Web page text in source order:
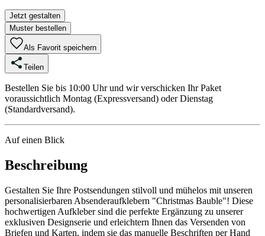
Jetzt gestalten
Muster bestellen
Als Favorit speichern
Teilen
Bestellen Sie bis 10:00 Uhr und wir verschicken Ihr Paket
voraussichtlich Montag (Expressversand) oder Dienstag
(Standardversand).
Auf einen Blick
Beschreibung
Gestalten Sie Ihre Postsendungen stilvoll und mühelos mit unseren
personalisierbaren Absenderaufklebern "Christmas Bauble"! Diese
hochwertigen Aufkleber sind die perfekte Ergänzung zu unserer
exklusiven Designserie und erleichtern Ihnen das Versenden von
Briefen und Karten, indem sie das manuelle Beschriften per Hand